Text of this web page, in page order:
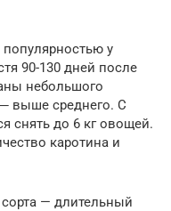
популярностью у
90-130 дней после
небольшого
выше среднего. С
снять до 6 кг овощей.
каротина и
— длительный